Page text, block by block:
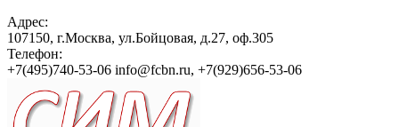
Адрес:
107150, г.Москва, ул.Бойцовая, д.27, оф.305
Телефон:
+7(495)740-53-06 info@fcbn.ru, +7(929)656-53-06